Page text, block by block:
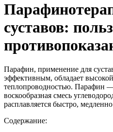
суставов:
Парафин, применение для
эффективным, обладает
теплопроводностью. Парафин
воскообразная смесь
расплавляется быстро,
Содержание: